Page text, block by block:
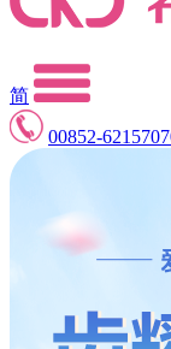
简
00852-